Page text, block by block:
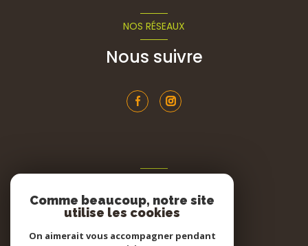
NOS RÉSEAUX
Nous suivre
Nous adhérons
Comme beaucoup, notre site
utilise les cookies
On aimerait vous accompagner pendant